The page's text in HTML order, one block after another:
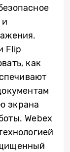
Flip
как
экрана
Webex